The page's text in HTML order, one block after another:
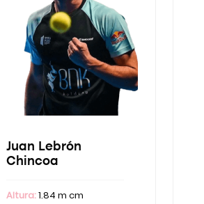
Juan Lebrón
Chincoa
Altura:1.84 m cm